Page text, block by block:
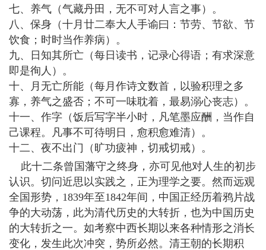
七、养气（气藏丹田，无不可对人言之事）。
八、保身（十月廿二奉大人手谕曰：节劳、节欲、节
饮食；时时当作养病）。
九、日知其所亡（每日读书，记录心得语；有求深意
即是徇人）。
十、月无亡所能（每月作诗文数首，以验积理之多
寡，养气之盛否；不可一味耽着，最易溺心丧志）。
十一、作字（饭后写字半小时，凡笔墨应酬，当作自
己课程。凡事不可待明日，愈积愈难清）。
十二、夜不出门（旷功疲神，切戒切戒）。
此十二条曾国藩守之终身，亦可见他对人生的初步
认识。切问近思以实践之，正为理学之要。然而远观
全国形势，1839年至1842年间，中国正经历着鸦片战
争的大动荡，此为清代历史的大转折，也为中国历史
的大转折之一。如考察中西长期以来各种情形之消长
变化，发生此次冲突，势所必然。清王朝的长期积